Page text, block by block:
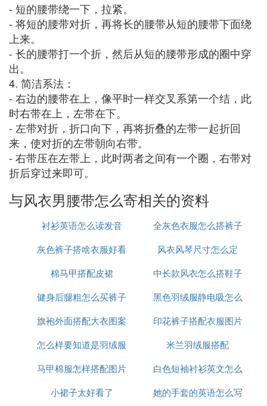
- 短的腰带绕一下，拉紧。
- 将短的腰带对折，再将长的腰带从短的腰带下面绕
上来。
- 长的腰带打一个折，然后从短的腰带形成的圈中穿
出。
4. 简洁系法：
- 右边的腰带在上，像平时一样交叉系第一个结，此
时右带在上，左带在下。
- 左带对折，折口向下，再将折叠的左带一起折回
来，使对折的左带朝向右带。
- 右带压在左带上，此时两者之间有一个圈，右带对
折后穿过来即可。
与风衣男腰带怎么寄相关的资料
衬衫英语怎么读发音
全灰色衣服怎么搭裤子
灰色裤子搭啥衣服好看
图片欣赏
风衣风琴尺寸怎么定
棉马甲搭配皮裙
中长款风衣怎么搭鞋子
健身后腿粗怎么买裤子
黑色羽绒服静电吸怎么
办
旗袍外面搭配大衣图案
印花裤子搭配衣服图片
怎么样要知道是羽绒服
米兰羽绒服搭配
马甲棉服怎样搭配图片
白色短袖衬衫英文怎么
说
小裙子太好看了
她的手套的英语怎么写